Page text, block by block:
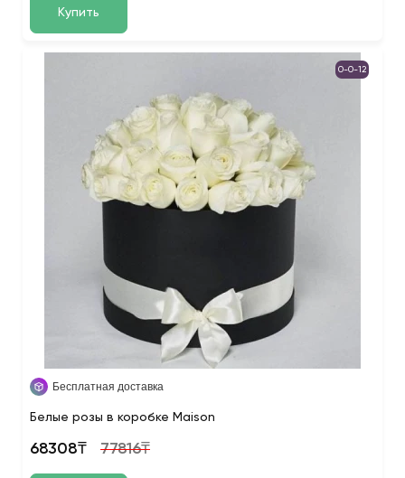
Купить
0-0-12
Бесплатная доставка
Белые розы в коробке Maison
68308₸ 77816₸